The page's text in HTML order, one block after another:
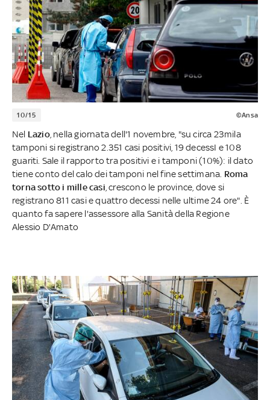
10/15 ©Ansa
Nel Lazio, nella giornata dell'1 novembre, "su circa 23mila
tamponi si registrano 2.351 casi positivi, 19 decessI e 108
guariti. Sale il rapporto tra positivi e i tamponi (10%): il dato
tiene conto del calo dei tamponi nel fine settimana. Roma
torna sotto i mille casi , crescono le province, dove si
registrano 811 casi e quattro decessi nelle ultime 24 ore". È
quanto fa sapere l'assessore alla Sanità della Regione
Alessio D'Amato